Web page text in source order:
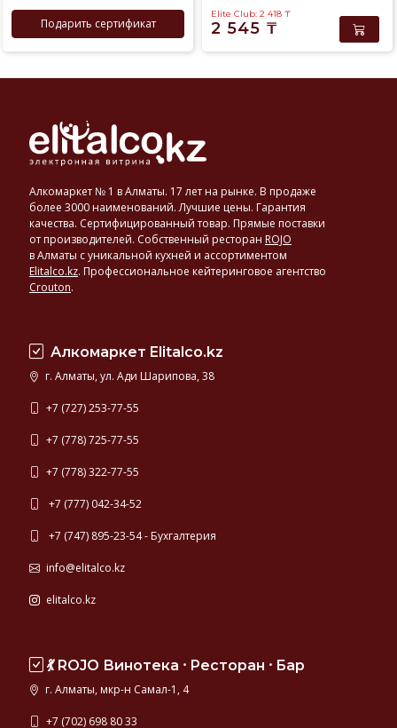
Подарить сертификат
Elite Club: 2 418 ₸
2 545 ₸
Алкомаркет № 1 в Алматы. 17 лет на рынке. В продаже
более 3000 наименований. Лучшие цены. Гарантия
качества. Сертифицированный товар. Прямые поставки
от производителей. Собственный ресторан ROJO
в Алматы с уникальной кухней и ассортиментом
Elitalco.kz. Профессиональное кейтеринговое агентство
Crouton.
Алкомаркет Elitalco.kz
г. Алматы, ул. Ади Шарипова, 38
+7 (727) 253-77-55
+7 (778) 725-77-55
+7 (778) 322-77-55
+7 (777) 042-34-52
+7 (747) 895-23-54 - Бухгалтерия
info@elitalco.kz
elitalco.kz
💃 ROJO Винотека ⸱ Ресторан ⸱ Бар
г. Алматы, мкр-н Самал-1, 4
+7 (702) 698 80 33